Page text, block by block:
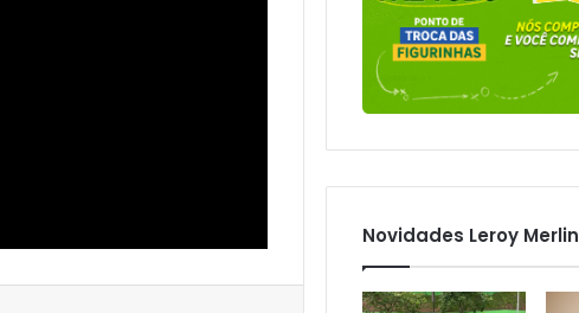
Novidades Leroy Merlin